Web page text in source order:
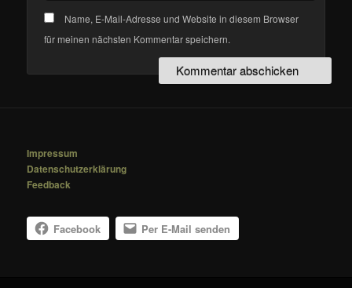
Name, E-Mail-Adresse und Website in diesem Browser
für meinen nächsten Kommentar speichern.
Impressum
Datenschutzerklärung
Feedback
Facebook Per E-Mail senden